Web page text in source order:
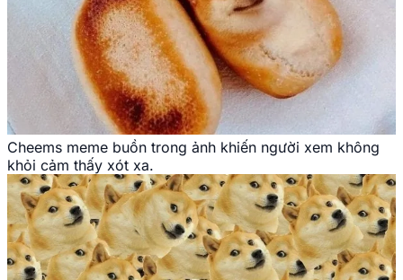
Cheems meme buồn trong ảnh khiến người xem không
khỏi cảm thấy xót xa.